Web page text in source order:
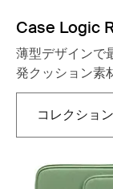
Case Logic
薄型デザインで
発クッション素
コレクショ新